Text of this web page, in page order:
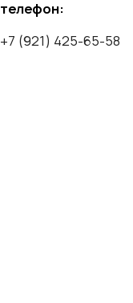
телефон:
+7 (921) 425-65-58